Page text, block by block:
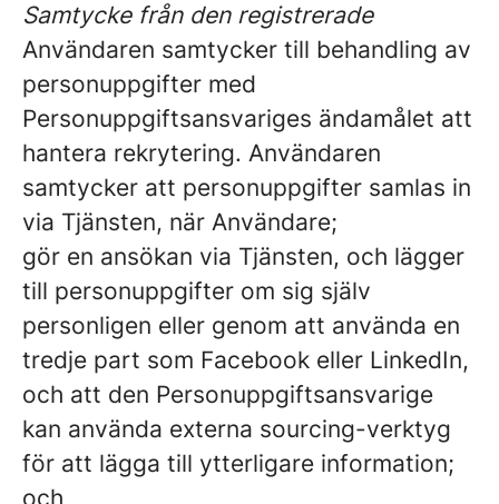
Samtycke från den registrerade
Användaren samtycker till behandling av
personuppgifter med
Personuppgiftsansvariges ändamålet att
hantera rekrytering. Användaren
samtycker att personuppgifter samlas in
via Tjänsten, när Användare;
gör en ansökan via Tjänsten, och lägger
till personuppgifter om sig själv
personligen eller genom att använda en
tredje part som Facebook eller LinkedIn,
och att den Personuppgiftsansvarige
kan använda externa sourcing-verktyg
för att lägga till ytterligare information;
och